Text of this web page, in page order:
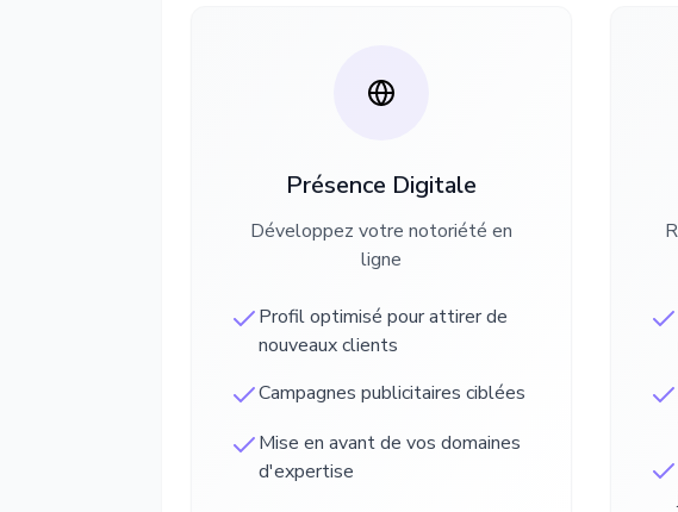
Présence Digitale
Développez votre notoriété en
ligne
Profil optimisé pour attirer de
nouveaux clients
Campagnes publicitaires ciblées
Mise en avant de vos domaines
d'expertise